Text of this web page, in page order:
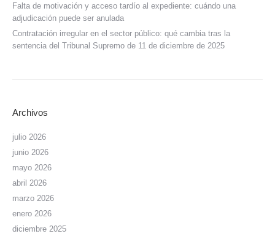
Falta de motivación y acceso tardío al expediente: cuándo una
adjudicación puede ser anulada
Contratación irregular en el sector público: qué cambia tras la
sentencia del Tribunal Supremo de 11 de diciembre de 2025
Archivos
julio 2026
junio 2026
mayo 2026
abril 2026
marzo 2026
enero 2026
diciembre 2025